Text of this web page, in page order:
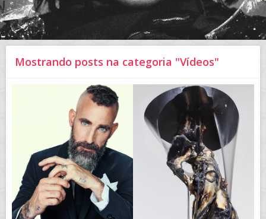
Mostrando posts na categoria "Vídeos"